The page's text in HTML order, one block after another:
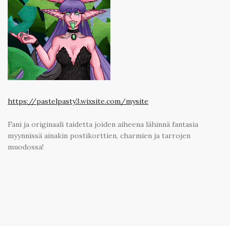
https://pastelpasty3.wixsite.com/mysite
Fani ja originaali taidetta joiden aiheena lähinnä fantasia
myynnissä ainakin postikorttien, charmien ja tarrojen
muodossa!